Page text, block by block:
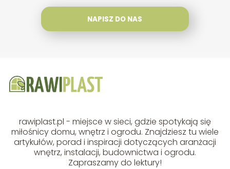
NAPISZ DO NAS
rawiplast.pl - miejsce w sieci, gdzie spotykają się
miłośnicy domu, wnętrz i ogrodu. Znajdziesz tu wiele
artykułów, porad i inspiracji dotyczących aranżacji
wnętrz, instalacji, budownictwa i ogrodu.
Zapraszamy do lektury!